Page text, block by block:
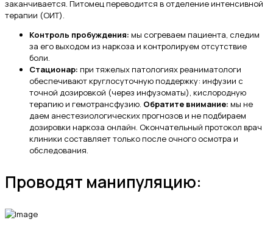
заканчивается. Питомец переводится в отделение интенсивной
терапии (ОИТ).
Контроль пробуждения: мы согреваем пациента, следим
за его выходом из наркоза и контролируем отсутствие
боли.
Стационар: при тяжелых патологиях реаниматологи
обеспечивают круглосуточную поддержку: инфузии с
точной дозировкой (через инфузоматы), кислородную
терапию и гемотрансфузию. Обратите внимание: мы не
даем анестезиологических прогнозов и не подбираем
дозировки наркоза онлайн. Окончательный протокол врач
клиники составляет только после очного осмотра и
обследования.
Проводят манипуляцию: